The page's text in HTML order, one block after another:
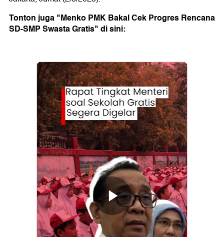
Tonton juga "Menko PMK Bakal Cek Progres Rencana
SD-SMP Swasta Gratis" di sini: